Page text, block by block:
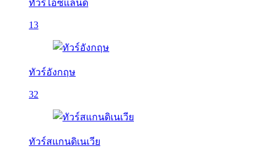
ทัวร์ไอซ์แลนด์
13
ทัวร์อังกฤษ
32
ทัวร์สแกนดิเนเวีย